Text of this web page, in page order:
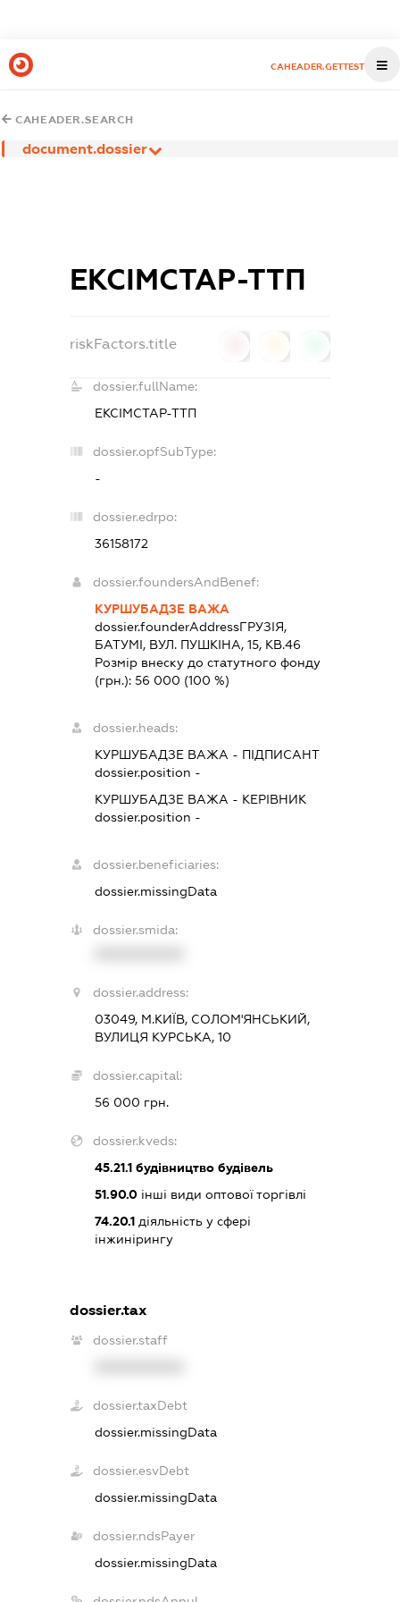
CAHEADER.GETTEST
CAHEADER.SEARCH
document.dossier
ЕКСІМСТАР-ТТП
riskFactors.title
dossier.fullName:
ЕКСІМСТАР-ТТП
dossier.opfSubType:
-
dossier.edrpo:
36158172
dossier.foundersAndBenef:
КУРШУБАДЗЕ ВАЖА
dossier.founderAddressГРУЗІЯ,
БАТУМІ, ВУЛ. ПУШКІНА, 15, КВ.46
Розмір внеску до статутного фонду
(грн.): 56 000 (100 %)
dossier.heads:
КУРШУБАДЗЕ ВАЖА - ПІДПИСАНТ
dossier.position -
КУРШУБАДЗЕ ВАЖА - КЕРІВНИК
dossier.position -
dossier.beneficiaries:
dossier.missingData
dossier.smida:
dossier.address:
03049, М.КИЇВ, СОЛОМ'ЯНСЬКИЙ,
ВУЛИЦЯ КУРСЬКА, 10
dossier.capital:
56 000 грн.
dossier.kveds:
45.21.1будівництво будівель
51.90.0інші види оптової торгівлі
74.20.1діяльність у сфері
інжинірингу
dossier.tax
dossier.staff
dossier.taxDebt
dossier.missingData
dossier.esvDebt
dossier.missingData
dossier.ndsPayer
dossier.missingData